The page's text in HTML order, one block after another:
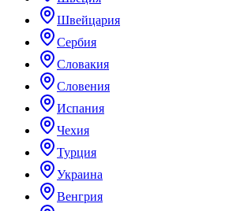
Швейцария
Сербия
Словакия
Словения
Испания
Чехия
Турция
Украина
Венгрия